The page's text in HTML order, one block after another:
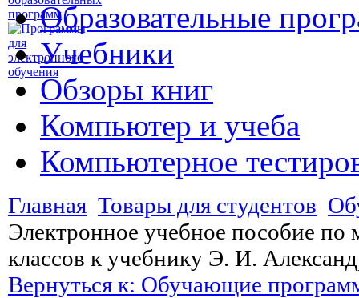
Образовательные
Учебники
Обзоры книг
Компьютер и учеба
Компьютерное
Главная Товары для студентов
Электронное учебное пособие по
классов к учебнику Э. И.
Вернуться к: Обучающие